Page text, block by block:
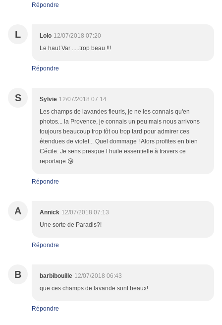
Répondre
L Lolo 12/07/2018 07:20
Le haut Var .....trop beau !!!
Répondre
S Sylvie 12/07/2018 07:14
Les champs de lavandes fleuris, je ne les connais qu'en
photos... la Provence, je connais un peu mais nous arrivons
toujours beaucoup trop tôt ou trop tard pour admirer ces
étendues de violet... Quel dommage ! Alors profites en bien
Cécile. Je sens presque l huile essentielle à travers ce
reportage 😘
Répondre
A Annick 12/07/2018 07:13
Une sorte de Paradis?!
Répondre
B barbibouille 12/07/2018 06:43
que ces champs de lavande sont beaux!
Répondre